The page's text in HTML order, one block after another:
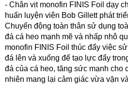
- Chân vịt monofin FINIS Foil dạy
huấn luyện viên Bob Gillett phát
Chuyển động toàn thân sử dụng
đá cá heo mạnh mẽ và nhấp nhô
monofin FINIS Foil thúc đẩy việc
đá lên và xuống để tạo lực đẩy
đá của cá heo, tăng sức mạnh cho
nhiên mang lại cảm giác vừa vặn